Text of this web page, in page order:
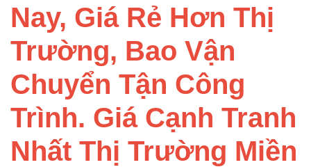
Nay, Giá Rẻ Hơn Thị
Trường, Bao Vận
Chuyển Tận Công
Trình. Giá Cạnh Tranh
Nhất Thị Trường Miền